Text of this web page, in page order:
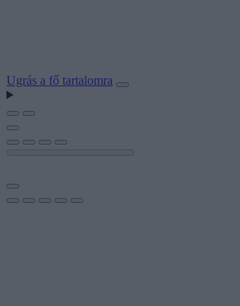
Ugrás a fő tartalomra